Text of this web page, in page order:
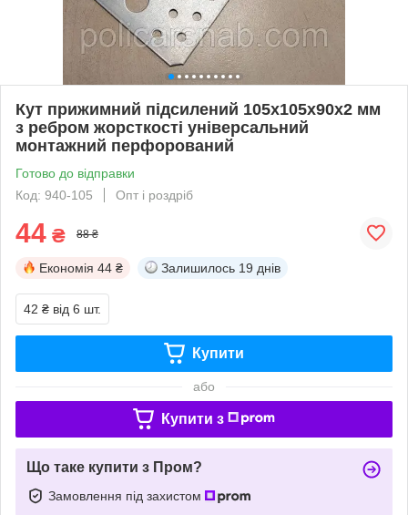
Кут прижимний підсилений 105х105х90х2 мм
з ребром жорсткості універсальний
монтажний перфорований
Готово до відправки
Код: 940-105
Опт і роздріб
44 ₴ 88 ₴
Економія 44 ₴ Залишилось 19 днів
42 ₴ від 6 шт.
Купити
або
Купити з
Що таке купити з Пром?
Замовлення під захистом